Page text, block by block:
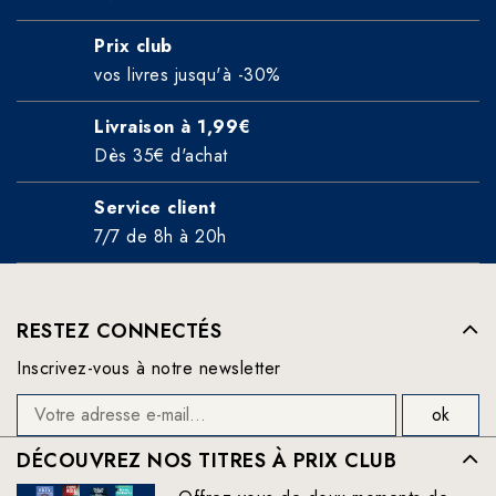
Prix club
vos livres jusqu'à -30%
Livraison à 1,99€
Dès 35€ d'achat
Service client
7/7 de 8h à 20h
RESTEZ CONNECTÉS
Inscrivez-vous à notre newsletter
DÉCOUVREZ NOS TITRES À PRIX CLUB